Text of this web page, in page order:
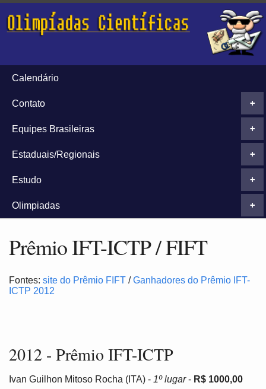
Calendário
+
Contato
+
Equipes Brasileiras
+
Estaduais/Regionais
+
Estudo
+
Olimpiadas
Prêmio IFT-ICTP / FIFT
Fontes: site do Prêmio FIFT /Ganhadores do Prêmio IFT-
ICTP 2012
2012 - Prêmio IFT-ICTP
Ivan Guilhon Mitoso Rocha (ITA) - 1º lugar- R$ 1000,00